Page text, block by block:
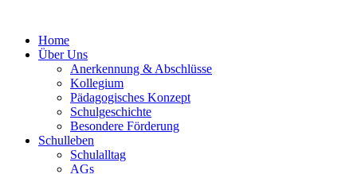
Home
Über Uns
Anerkennung & Abschlüsse
Kollegium
Pädagogisches Konzept
Schulgeschichte
Besondere Förderung
Schulleben
Schulalltag
AGs